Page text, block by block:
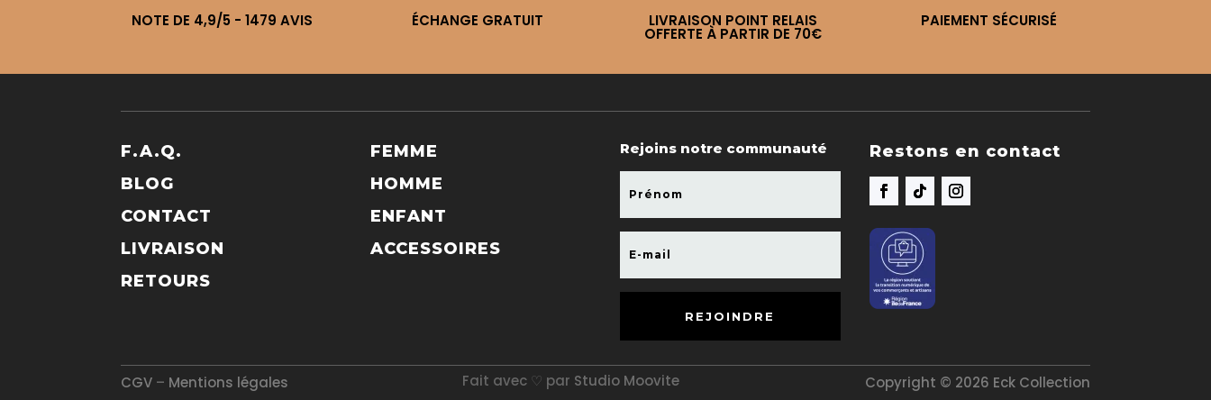
NOTE DE 4,9/5 - 1479 AVIS ÉCHANGE GRATUIT LIVRAISON POINT RELAIS
OFFERTE À PARTIR DE 70€
PAIEMENT SÉCURISÉ
F.A.Q.
BLOG
CONTACT
LIVRAISON
RETOURS
FEMME
HOMME
ENFANT
ACCESSOIRES
Rejoins notre communauté
REJOINDRE
Restons en contact
CGV – Mentions légales Fait avec ♡ par Studio Moovite Copyright © 2026 Eck Collection